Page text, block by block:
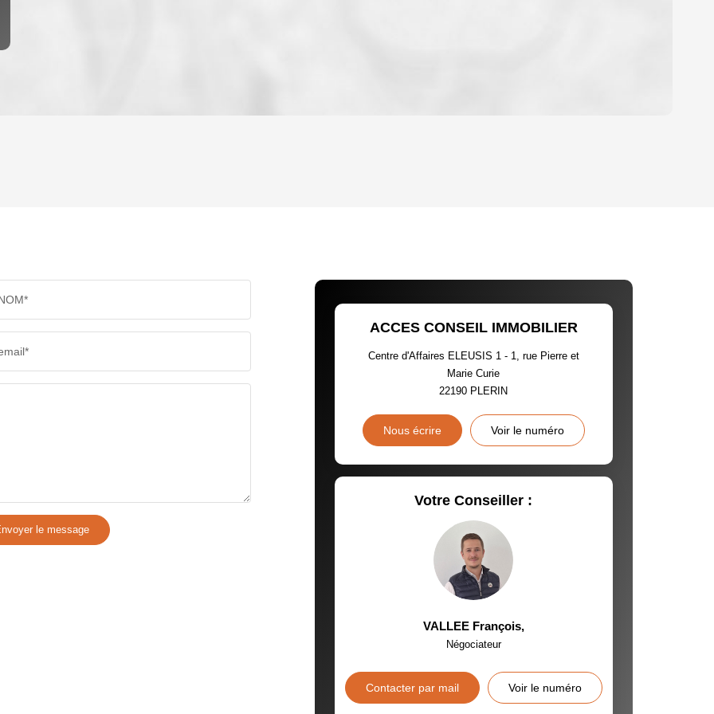
ECOLES ET CRÈCHES
COMMERCES
le message
ACCES CONSEIL IMMOBILIER
Centre d'Affaires ELEUSIS 1 - 1, rue Pierre et
Marie Curie
22190 PLERIN
Nous écrire Voir le numéro
Votre Conseiller :
VALLEE François,
Négociateur
Contacter par mail Voir le numéro